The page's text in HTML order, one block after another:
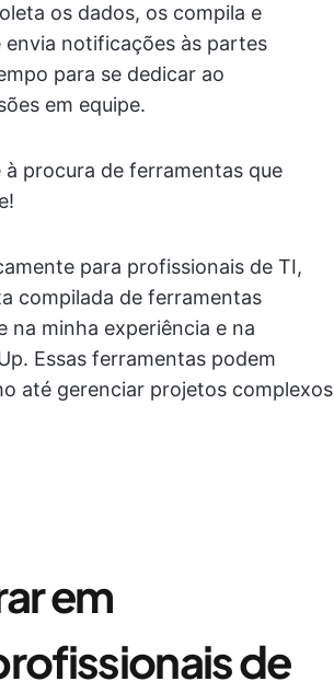
os dados, os compila e
notificações às partes
para se dedicar ao
em equipe.
procura de ferramentas que
para profissionais de TI,
compilada de ferramentas
na minha experiência e na
Essas ferramentas podem
até gerenciar projetos complexos
em
de